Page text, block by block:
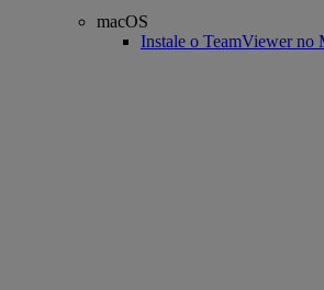
macOS
Instale o TeamViewer no